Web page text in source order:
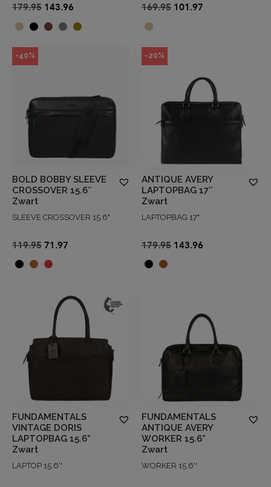
179.95 Oorspronkelijke
prijs
was:
143.96
prijs
is:
169.95 Oorspronkelijke
101.97
-40%
BOLD BOBBY SLEEVE
CROSSOVER 15.6″
Zwart
SLEEVE CROSSOVER 15.6"
119.95 Oorspronkelijke
prijs
was:
71.97
-20%
ANTIQUE AVERY
LAPTOPBAG 17″
Zwart
LAPTOPBAG 17"
179.95 Oorspronkelijke
143.96
FUNDAMENTALS
VINTAGE DORIS
LAPTOPBAG 15.6”
Zwart
LAPTOP 15.6''
FUNDAMENTALS
ANTIQUE AVERY
WORKER 15.6”
Zwart
WORKER 15.6''